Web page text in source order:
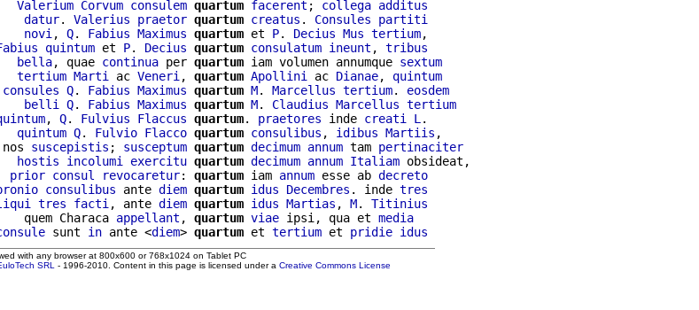
Valerium Corvum consulem quartum facerent ; collega additus
datur. Valerius praetor quartum creatus . Consules
partiti
novi , Q. Fabius Maximus quartum et P. Decius Mus tertium
quintum et P. Decius quartum consulatum ineunt , tribus
bella, quae continua per quartum iam volumen annumque sextum
tertium Marti ac Veneri , quartum Apollini ac Dianae, quintum
consules Q. Fabius Maximus quartum M. Marcellus tertium. eosdem
belli Q. Fabius Maximus quartum M. Claudius Marcellus tertium
, Q. Fulvius Flaccus quartum. praetores inde creati L .
quintum Q. Fulvio Flacco quartum consulibus , idibus Martiis ,
suscepistis ; susceptum quartum decimum annum tam pertinaciter
hostis incolumi exercitu quartum decimum annum Italiam obsideat,
prior consul revocaretur: quartum iam annum esse ab decreto
consulibus ante diem quartum idus Decembres . inde tres
tres facti , ante diem quartum idus Martias , M. Titinius
Characa appellant , quartum viae ipsi, qua et media
sunt in ante <diem> quartum et tertium et pridie idus
with any browser at 800x600 or 768x1024 on Tablet PC
SRL - 1996-2010. Content in this page is licensed under a Creative Commons License